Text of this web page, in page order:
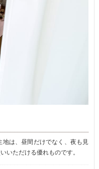
地は、昼間だけでなく、夜も見
いただける優れものです。